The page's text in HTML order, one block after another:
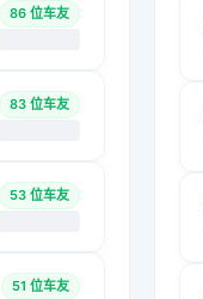
86 位车友
83 位车友
53 位车友
51 位车友